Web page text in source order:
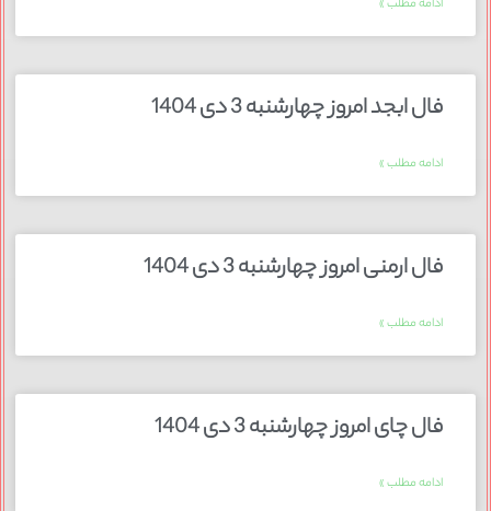
ادامه مطلب »
فال ابجد امروز چهارشنبه 3 دی 1404
ادامه مطلب »
فال ارمنی امروز چهارشنبه 3 دی 1404
ادامه مطلب »
فال چای امروز چهارشنبه 3 دی 1404
ادامه مطلب »